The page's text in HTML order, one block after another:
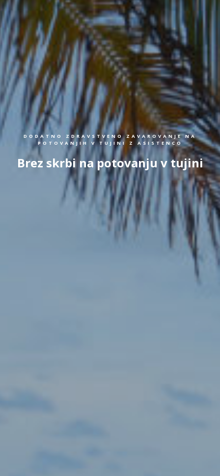
DODATNO ZDRAVSTVENO ZAVAROVANJE NA
POTOVANJIH V TUJINI Z ASISTENCO
Brez skrbi na potovanju v tujini